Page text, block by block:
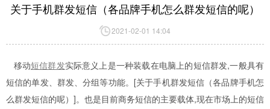
关于手机群发短信（各品牌手机怎么群发短信的呢）
2021-02-01 14:04
移动短信群发实际意义上是一种装载在电脑上的短信群发,一般具有
短信的单发、群发、分组等功能。[关于手机群发短信（各品牌手机怎
么群发短信的呢）]。也是目前商务短信的主要载体,现在市场上的短信